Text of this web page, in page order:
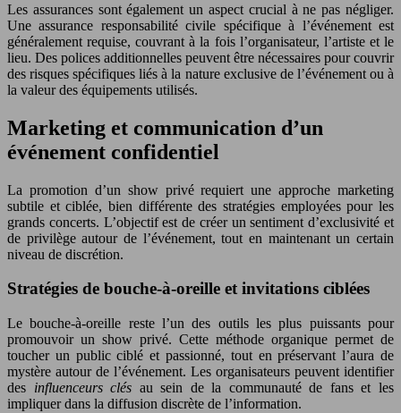
Les assurances sont également un aspect crucial à ne pas négliger.
Une assurance responsabilité civile spécifique à l’événement est
généralement requise, couvrant à la fois l’organisateur, l’artiste et le
lieu. Des polices additionnelles peuvent être nécessaires pour couvrir
des risques spécifiques liés à la nature exclusive de l’événement ou à
la valeur des équipements utilisés.
Marketing et communication d’un
événement confidentiel
La promotion d’un show privé requiert une approche marketing
subtile et ciblée, bien différente des stratégies employées pour les
grands concerts. L’objectif est de créer un sentiment d’exclusivité et
de privilège autour de l’événement, tout en maintenant un certain
niveau de discrétion.
Stratégies de bouche-à-oreille et invitations ciblées
Le bouche-à-oreille reste l’un des outils les plus puissants pour
promouvoir un show privé. Cette méthode organique permet de
toucher un public ciblé et passionné, tout en préservant l’aura de
mystère autour de l’événement. Les organisateurs peuvent identifier
des influenceurs clés au sein de la communauté de fans et les
impliquer dans la diffusion discrète de l’information.